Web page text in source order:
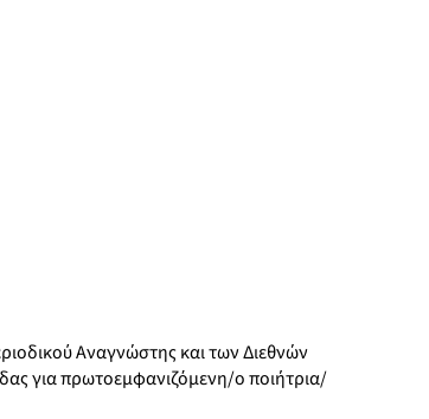
Αναγνώστης και των Διεθνών
για πρωτοεμφανιζόμενη/ο ποιήτρια/